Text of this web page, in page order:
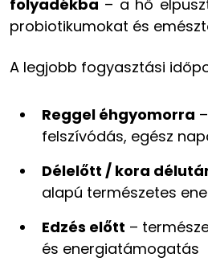
folyadékba – a hő
probiotikumokat és
A legjobb fogyasztási
Reggel éhgyomorra
felszívódás, egész
Délelőtt / kora
alapú természetes
Edzés előtt –
és energiatámogatás